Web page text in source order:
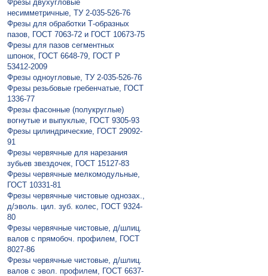
Фрезы двухугловые
несимметричные, ТУ 2-035-526-76
Фрезы для обработки Т-образных
пазов, ГОСТ 7063-72 и ГОСТ 10673-75
Фрезы для пазов сегментных
шпонок, ГОСТ 6648-79, ГОСТ Р
53412-2009
Фрезы одноугловые, ТУ 2-035-526-76
Фрезы резьбовые гребенчатые, ГОСТ
1336-77
Фрезы фасонные (полукруглые)
вогнутые и выпуклые, ГОСТ 9305-93
Фрезы цилиндрические, ГОСТ 29092-
91
Фрезы червячные для нарезания
зубьев звездочек, ГОСТ 15127-83
Фрезы червячные мелкомодульные,
ГОСТ 10331-81
Фрезы червячные чистовые однозах.,
д/эволь. цил. зуб. колес, ГОСТ 9324-
80
Фрезы червячные чистовые, д/шлиц.
валов с прямобоч. профилем, ГОСТ
8027-86
Фрезы червячные чистовые, д/шлиц.
валов с эвол. профилем, ГОСТ 6637-